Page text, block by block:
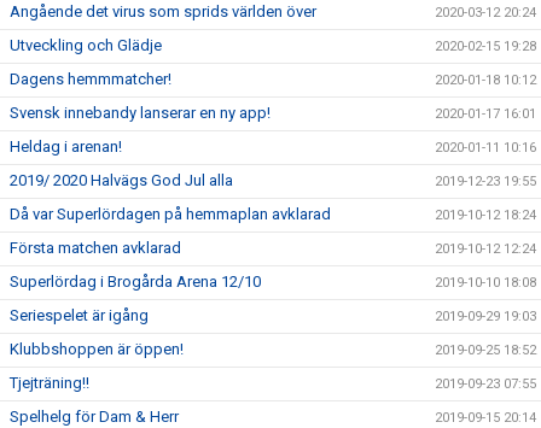
Angående det virus som sprids världen över 2020-03-12 20:24
Utveckling och Glädje 2020-02-15 19:28
Dagens hemmmatcher! 2020-01-18 10:12
Svensk innebandy lanserar en ny app! 2020-01-17 16:01
Heldag i arenan! 2020-01-11 10:16
2019/ 2020 Halvägs God Jul alla 2019-12-23 19:55
Då var Superlördagen på hemmaplan avklarad 2019-10-12 18:24
Första matchen avklarad 2019-10-12 12:24
Superlördag i Brogårda Arena 12/10 2019-10-10 18:08
Seriespelet är igång 2019-09-29 19:03
Klubbshoppen är öppen! 2019-09-25 18:52
Tjejträning!! 2019-09-23 07:55
Spelhelg för Dam & Herr 2019-09-15 20:14